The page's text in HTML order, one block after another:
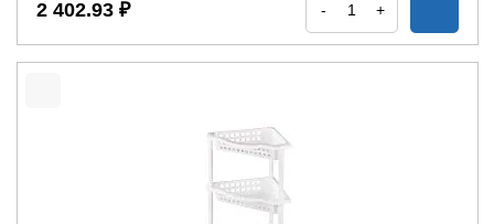
2 402.93 ₽ - +